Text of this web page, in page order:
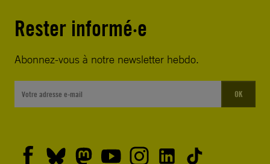
Rester informé·e
Abonnez-vous à notre newsletter hebdo.
OK